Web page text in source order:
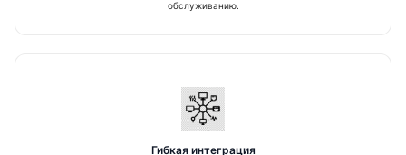
Для каких задач подходит Barco
Решения Barco применяются там, где
визуальное оборудование влияет на рабочие
обслуживанию.
Гибкая интеграция